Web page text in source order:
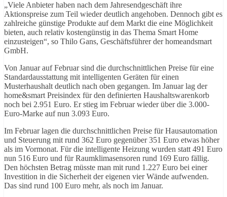
„Viele Anbieter haben nach dem Jahresendgeschäft ihre
Aktionspreise zum Teil wieder deutlich angehoben. Dennoch gibt es
zahlreiche günstige Produkte auf dem Markt die eine Möglichkeit
bieten, auch relativ kostengünstig in das Thema Smart Home
einzusteigen“, so Thilo Gans, Geschäftsführer der homeandsmart
GmbH.
Von Januar auf Februar sind die durchschnittlichen Preise für eine
Standardausstattung mit intelligenten Geräten für einen
Musterhaushalt deutlich nach oben gegangen. Im Januar lag der
home&smart Preisindex für den definierten Haushaltswarenkorb
noch bei 2.951 Euro. Er stieg im Februar wieder über die 3.000-
Euro-Marke auf nun 3.093 Euro.
Im Februar lagen die durchschnittlichen Preise für Hausautomation
und Steuerung mit rund 362 Euro gegenüber 351 Euro etwas höher
als im Vormonat. Für die intelligente Heizung wurden statt 491 Euro
nun 516 Euro und für Raumklimasensoren rund 169 Euro fällig.
Den höchsten Betrag müsste man mit rund 1.227 Euro bei einer
Investition in die Sicherheit der eigenen vier Wände aufwenden.
Das sind rund 100 Euro mehr, als noch im Januar.